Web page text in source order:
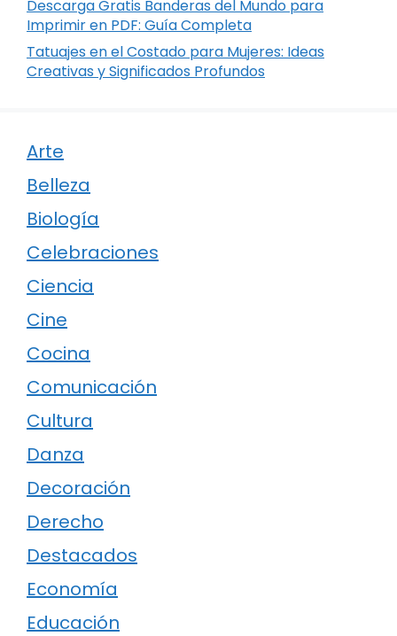
Descarga Gratis Banderas del Mundo para
Imprimir en PDF: Guía Completa
Tatuajes en el Costado para Mujeres: Ideas
Creativas y Significados Profundos
Arte
Belleza
Biología
Celebraciones
Ciencia
Cine
Cocina
Comunicación
Cultura
Danza
Decoración
Derecho
Destacados
Economía
Educación